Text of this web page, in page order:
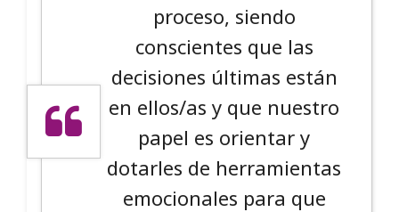
proceso, siendo
conscientes que las
decisiones últimas están
en ellos/as y que nuestro
papel es orientar y
dotarles de herramientas
emocionales para que